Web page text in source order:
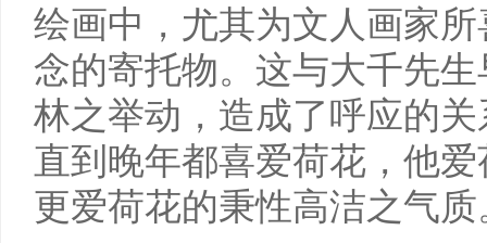
绘画中，尤其为文人画家
念的寄托物。这与大千先
林之举动，造成了呼应的
直到晚年都喜爱荷花，他
更爱荷花的秉性高洁之气质